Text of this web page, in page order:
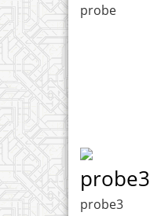
probe
probe3
probe3